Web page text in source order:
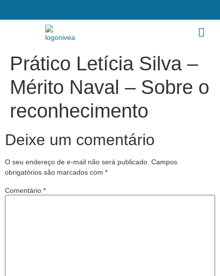
Prático Letícia Silva –
Mérito Naval – Sobre o
reconhecimento
Deixe um comentário
O seu endereço de e-mail não será publicado. Campos
obrigatórios são marcados com *
Comentário *